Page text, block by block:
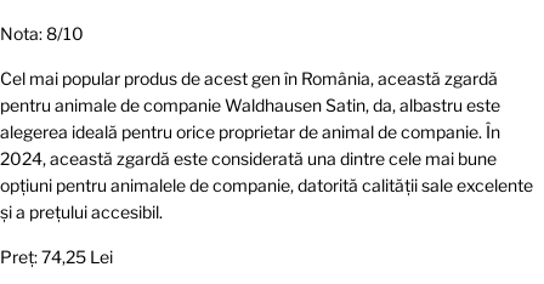
Nota: 8/10
Cel mai popular produs de acest gen în România, această zgardă
pentru animale de companie Waldhausen Satin, da, albastru este
alegerea ideală pentru orice proprietar de animal de companie. În
2024, această zgardă este considerată una dintre cele mai bune
opțiuni pentru animalele de companie, datorită calității sale excelente
și a prețului accesibil.
Preț: 74,25 Lei